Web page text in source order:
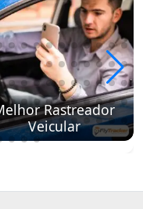
Rastreador
Veicular